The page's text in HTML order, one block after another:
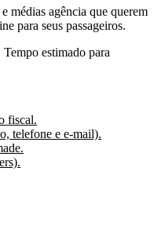
médias agência que querem
para seus passageiros.
estimado para
fiscal.
telefone e e-mail).